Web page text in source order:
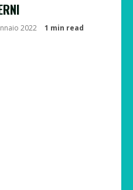
2022 1 min read